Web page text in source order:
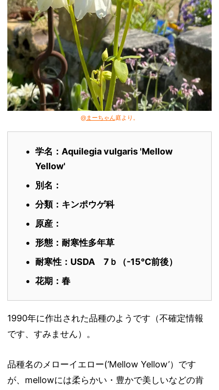
@まーちゃん庭より。
学名：Aquilegia vulgaris 'Mellow
Yellow'
別名：
分類：キンポウゲ科
原産：
形態：耐寒性多年草
耐寒性：USDA 7ｂ（-15℃前後）
花期：春
1990年に作出された品種のようです（不確定情報
です、すみません）。
品種名のメローイエロー(’Mellow Yellow’）です
が、mellowには柔らかい・豊かで美しいなどの肯